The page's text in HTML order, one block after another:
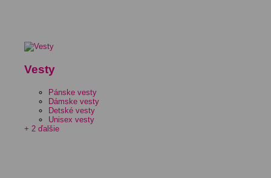
Vesty
Pánske vesty
Dámske vesty
Detské vesty
Unisex vesty
+ 2 ďalšie